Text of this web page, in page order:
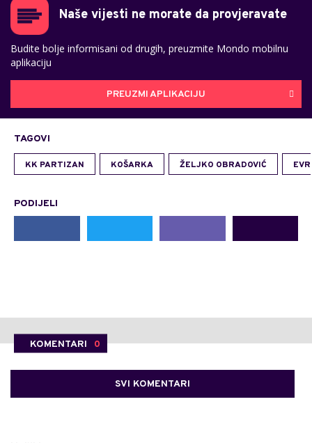
Naše vijesti ne morate da provjeravate
Budite bolje informisani od drugih, preuzmite Mondo mobilnu
aplikaciju
PREUZMI APLIKACIJU
TAGOVI
KK PARTIZAN KOŠARKA ŽELJKO OBRADOVIĆ
PODIJELI
KOMENTARI 0
SVI KOMENTARI